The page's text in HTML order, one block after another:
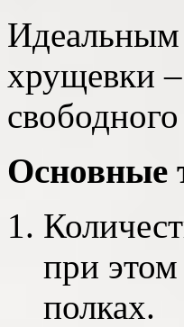
Идеальным
хрущевки –
Основные
при этом
полках.